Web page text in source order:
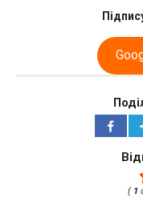
( 1